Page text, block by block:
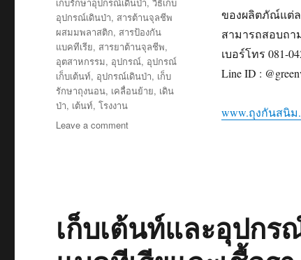
ของผลิตภัณ์แต่ล
สามารถสอบถา
เบอร์โทร 081-
Line ID :
www.ถุงกันสนิม
อุปกรณ์เดินป่า, สารต้านจุลชีพ
ผสมมพลาสติก, สารป้องกัน
แบคทีเรีย, สารยาต้านจุลชีพ,
อุตสาหกรรม, อุปกรณ์, อุปกรณ์
เก็บเต้นท์, อุปกรณ์เดินป่า, เก็บ
รักษาถุงนอน, เคลื่อนย้าย, เดิน
ป่า, เต้นท์,โรงงาน
Leave a commenton
ถึง
ต้อง
ใช้
สินค้า
เก็บเต้นท์และอุปกร